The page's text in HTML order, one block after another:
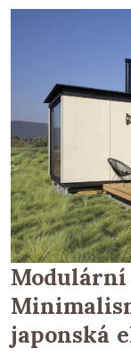
Modulární
japonská